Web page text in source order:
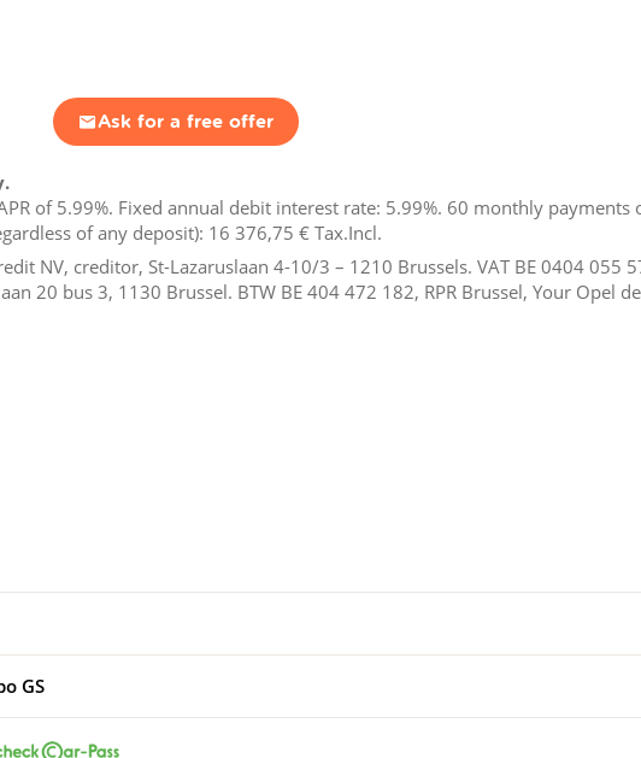
Ask for a free offer
of 5.99%. Fixed annual debit interest rate: 5.99%. 60 monthly payments
of any deposit): 16 376,75 € Tax.Incl.
NV, creditor, St-Lazaruslaan 4-10/3 – 1210 Brussels. VAT BE 0404 055
20 bus 3, 1130 Brussel. BTW BE 404 472 182, RPR Brussel, Your Opel
GS